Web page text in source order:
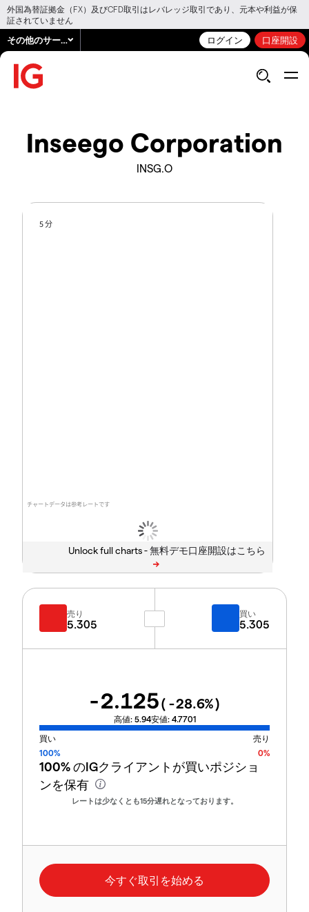
外国為替証拠金（FX）及びCFD取引はレバレッジ取引であり、元本や利益が保
証されていません
その他のサービス ログイン 口座開設
Inseego Corporation
INSG.O
チャートデータは参考レートです
5 分
Unlock full charts -
売り
5.305
買い
5.305
-2.125( -28.6%)
高値: 5.94安値: 4.7701
買い
売り
100%
0%
100%のIGクライアントが買いポジショ
ンを保有
レートは少なくとも15分遅れとなっております。